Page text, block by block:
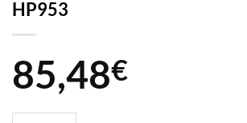
HP953
85,48€